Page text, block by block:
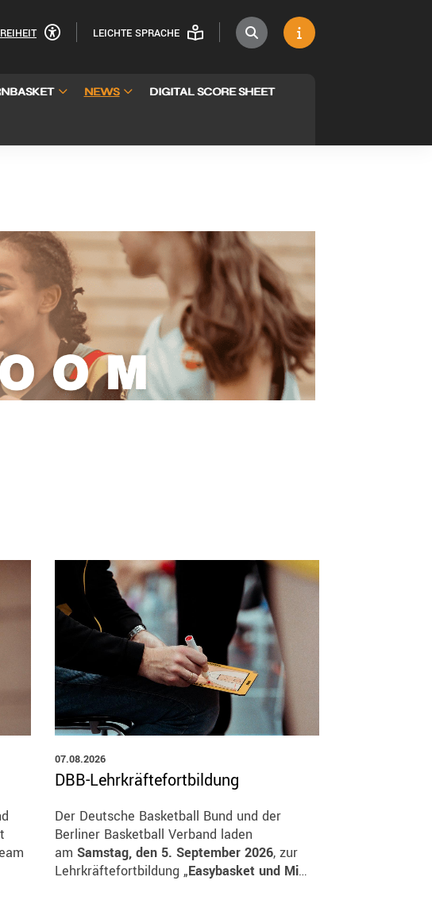
LEICHTE SPRACHE
NEWS DIGITAL SCORE SHEET
07.08.2026
DBB-Lehrkräftefortbildung
Der Deutsche Basketball Bund und der
Berliner Basketball Verband laden
am Samstag, den 5. September 2026, zur
Lehrkräftefortbildung „Easybasket und Mi…
Bezirke
Oberbayern
Schwaben
Mittelfranken
Oberfranken
Unterfranken